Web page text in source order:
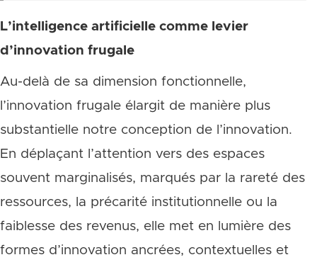
L’intelligence artificielle comme levier
d’innovation frugale
Au-delà de sa dimension fonctionnelle,
l’innovation frugale élargit de manière plus
substantielle notre conception de l’innovation.
En déplaçant l’attention vers des espaces
souvent marginalisés, marqués par la rareté des
ressources, la précarité institutionnelle ou la
faiblesse des revenus, elle met en lumière des
formes d’innovation ancrées, contextuelles et